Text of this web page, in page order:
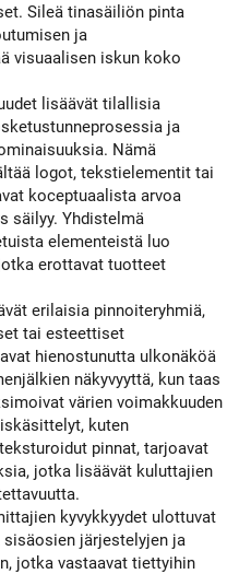
Sileä tinasäiliön pinta
ja
visuaalisen iskun koko
lisäävät tilallisia
ja
Nämä
logot, tekstielementit tai
koceptuaalista arvoa
säilyy. Yhdistelmä
elementeistä luo
erottavat tuotteet
erilaisia pinnoiteryhmiä,
tai esteettiset
hienostunutta ulkonäköä
näkyvyyttä, kun taas
värien voimakkuuden
kuten
pinnat, tarjoavat
jotka lisäävät kuluttajien
kyvykkyydet ulottuvat
järjestelyjen ja
jotka vastaavat tiettyihin